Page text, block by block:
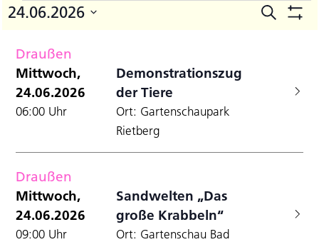
Veranstaltungen
für
Mittwoch,
24.06.2026
Suche
24.06.2026
Draußen
Mittwoch,
24.06.2026
Demonstrationszug
der Tiere
06:00 Uhr
Ort: Gartenschaupark
Rietberg
Draußen
Mittwoch,
24.06.2026
Sandwelten „Das
große Krabbeln“
09:00 Uhr
Ort: Gartenschau Bad